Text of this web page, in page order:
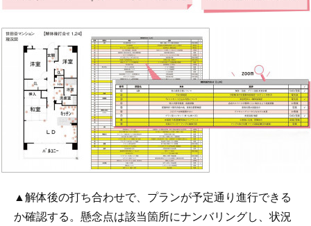
▲解体後の打ち合わせで、プランが予定通り進行できる
か確認する。懸念点は該当箇所にナンバリングし、状況